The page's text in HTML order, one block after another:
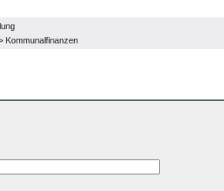
Kommunalfinanzen